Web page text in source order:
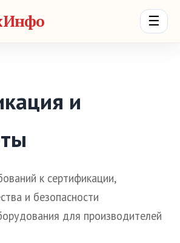
☰
и
к сертификации,
и безопасности
для производителей